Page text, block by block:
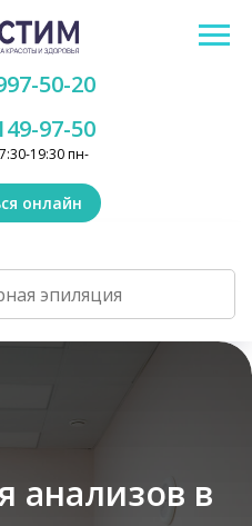
19:30 пн-
97-50
50-20
онлайн
анализов в